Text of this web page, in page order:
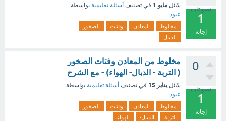
تصويتات
1
إجابة
سُئل مايو 1 في تصنيف أسئلة تعليمية بواسطة
عبود
مخلوط المعادن وفتات
الصخور
الدبال
0
تصويتات
1
إجابة
مخلوط من المعادن وفتات الصخور
( التربة - الدبال- الهواء) - مع الشرح
سُئل يناير 15 في تصنيف أسئلة تعليمية بواسطة
عبود
مخلوط المعادن وفتات
الصخور
التربة
الدبال- الهواء